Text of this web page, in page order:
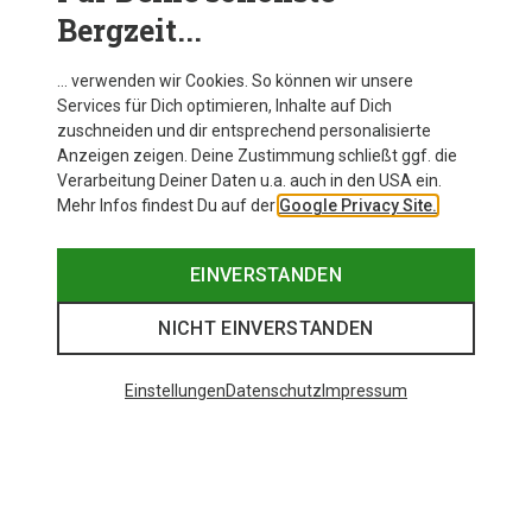
Bergzeit...
… verwenden wir Cookies. So können wir unsere
Services für Dich optimieren, Inhalte auf Dich
zuschneiden und dir entsprechend personalisierte
Anzeigen zeigen. Deine Zustimmung schließt ggf. die
Verarbeitung Deiner Daten u.a. auch in den USA ein.
Mehr Infos findest Du auf der Google Privacy Site.
EINVERSTANDEN
NICHT EINVERSTANDEN
EinstellungenDatenschutz Impressum